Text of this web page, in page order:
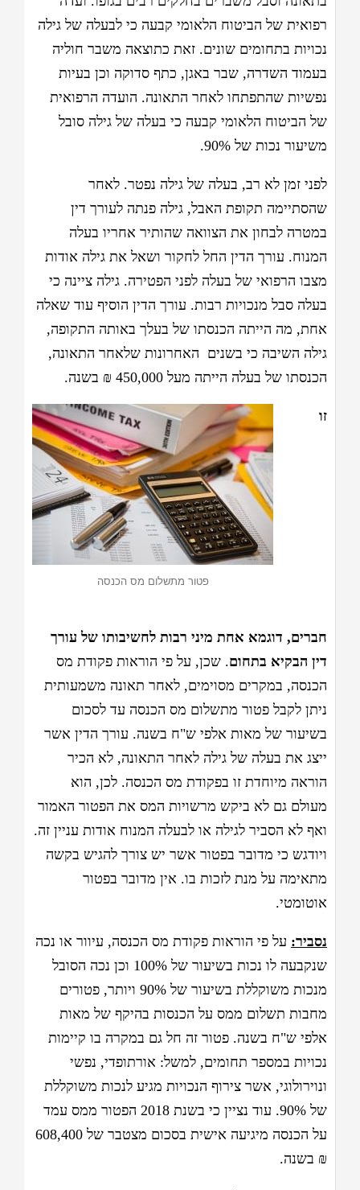
רפואית של הביטוח הלאומי קבעה כי לבעלה של גילה
נכויות בתחומים שונים. זאת כתוצאה משבר חוליה
בעמוד השדרה, שבר באגן, כתף סדוקה וכן בעיות
נפשיות שהתפתחו לאחר התאונה. הועדה הרפואית
של הביטוח הלאומי קבעה כי בעלה של גילה סובל
משיעור נכות של 90%.
לפני זמן לא רב, בעלה של גילה נפטר. לאחר
שהסתיימה תקופת האבל, גילה פנתה לעורך דין
במטרה לבחון את הצוואה שהותיר אחריו בעלה
המנוח. עורך הדין החל לחקור ושאל את גילה אודות
מצבו הרפואי של בעלה לפני הפטירה. גילה ציינה כי
בעלה סבל מנכויות רבות. עורך הדין הוסיף עוד שאלה
אחת, מה הייתה הכנסתו של בעלך באותה התקופה,
גילה השיבה כי בשנים האחרונות שלאחר התאונה,
הכנסתו של בעלה הייתה מעל 450,000 ₪ בשנה.
פטור מתשלום מס הכנסה
זו
חברים, דוגמא אחת מיני רבות לחשיבותו של עורך
דין הבקיא בתחום. שכן, על פי הוראות פקודת מס
הכנסה, במקרים מסוימים, לאחר תאונה משמעותית
ניתן לקבל פטור מתשלום מס הכנסה עד לסכום
בשיעור של מאות אלפי ש"ח בשנה. עורך הדין אשר
ייצג את בעלה של גילה לאחר התאונה, לא הכיר
הוראה מיוחדת זו בפקודת מס הכנסה. לכן, הוא
מעולם גם לא ביקש מרשויות המס את הפטור האמור
ואף לא הסביר לגילה או לבעלה המנוח אודות עניין זה.
ויודגש כי מדובר בפטור אשר יש צורך להגיש בקשה
מתאימה על מנת לזכות בו. אין מדובר בפטור
אוטומטי.
נסביר: על פי הוראות פקודת מס הכנסה, עיוור או נכה
שנקבעה לו נכות בשיעור של 100% וכן נכה הסובל
מנכות משוקללת בשיעור של 90% ויותר, פטורים
מחבות תשלום ממס על הכנסות בהיקף של מאות
אלפי ש"ח בשנה. פטור זה חל גם במקרה בו קיימות
נכויות במספר תחומים, למשל: אורתופדי, נפשי
ונוירולוגי, אשר צירוף הנכויות מגיע לנכות משוקללת
של 90%. עוד נציין כי בשנת 2018 הפטור ממס עמד
על הכנסה מיגיעה אישית בסכום מצטבר של 608,400
₪ בשנה.